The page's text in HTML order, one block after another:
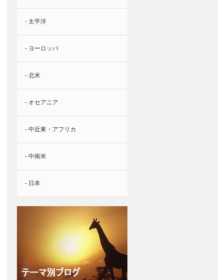
- 太平洋
- ヨーロッパ
- 北米
- オセアニア
- 中近東・アフリカ
- 中南米
- 日本